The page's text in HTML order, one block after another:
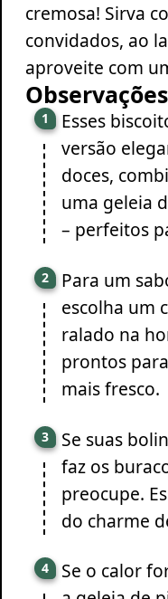
cremosa! Sirva
convidados, ao
aproveite com
Observações
Esses
versão
doces,
uma geleia
– perfeitos
Para um
escolha um
ralado na
prontos
mais fresco.
Se suas
faz os
preocupe.
do charme
Se o calor